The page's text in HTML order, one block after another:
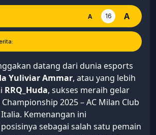
A 16 A
datang dari dunia esports
Yuliviar Ammar, atau yang lebih
RRQ_Huda, sukses meraih gelar
2025 – AC Milan Club
Kemenangan ini
sebagai salah satu pemain